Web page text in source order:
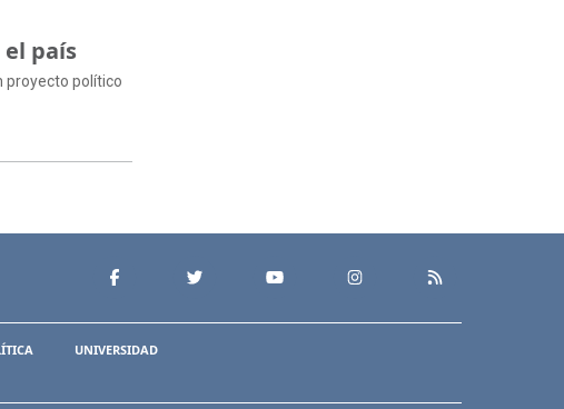
país
proyecto político
UNIVERSIDAD